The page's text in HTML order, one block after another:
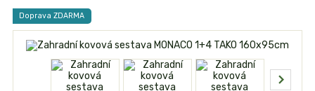
Doprava ZDARMA